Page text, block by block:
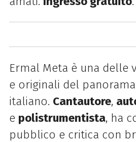
Ermal Meta è una delle
e originali del
italiano. Cantautore,
e polistrumentista, ha
pubblico e critica con